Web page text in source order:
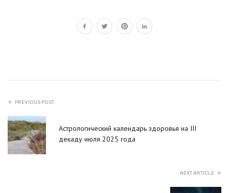
PREVIOUS POST
Астрологический календарь здоровья на III
декаду июля 2025 года
NEXT ARTICLE